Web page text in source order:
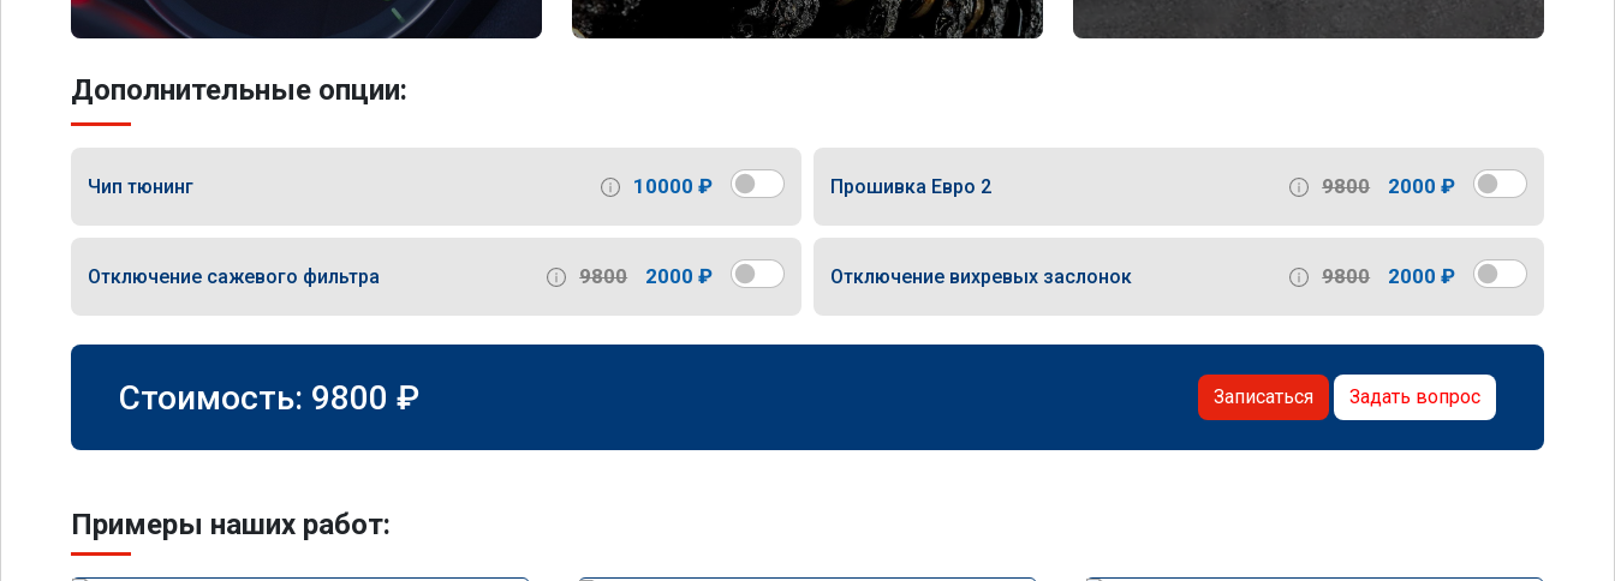
Дополнительные опции:
Чип тюнинг 10000 ₽ Прошивка Евро 2 9800 2000 ₽
Отключение сажевого фильтра 9800 2000 ₽ Отключение вихревых заслонок 9800 2000 ₽
Стоимость: 9800 ₽ Записаться Задать вопрос
Примеры наших работ: